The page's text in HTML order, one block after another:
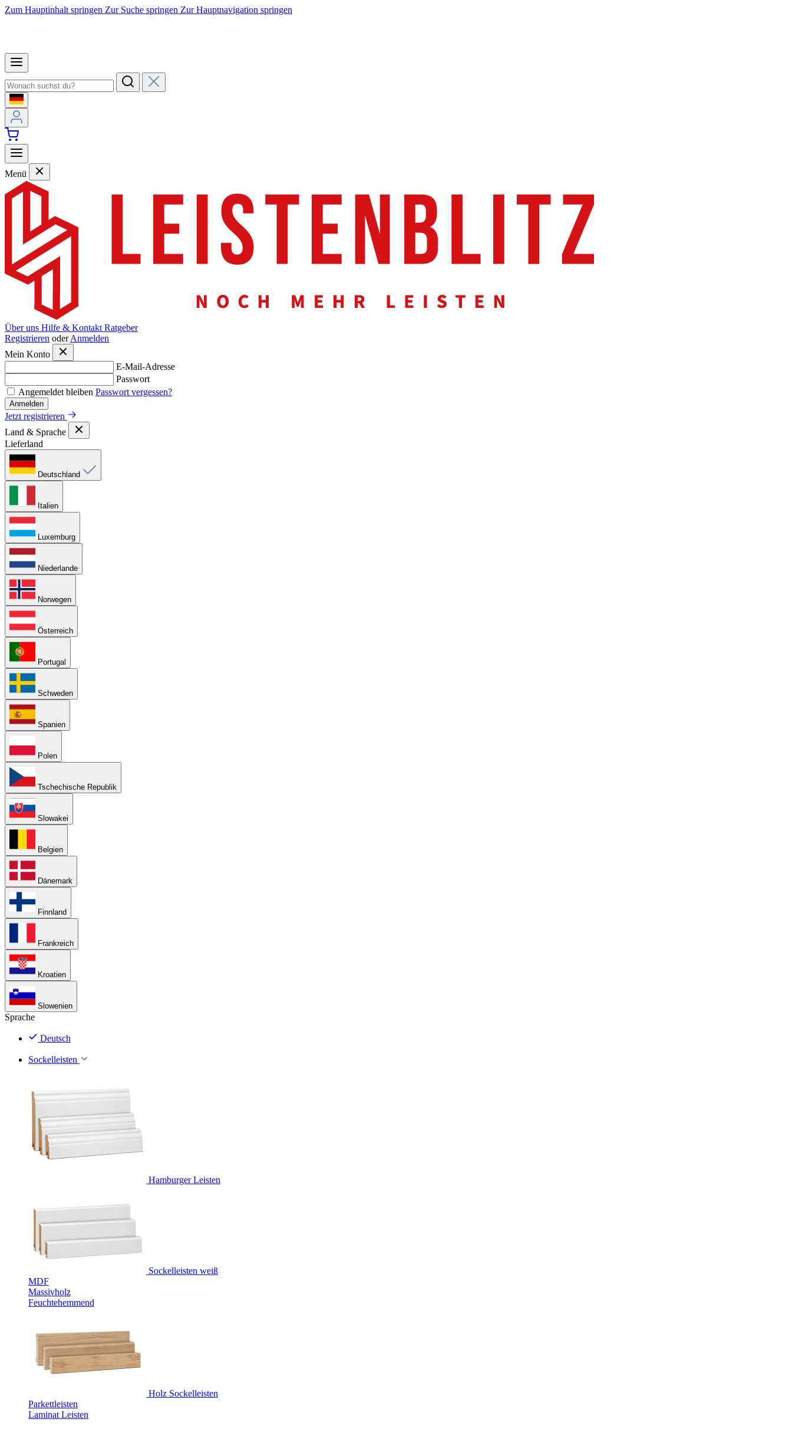
Zum Hauptinhalt springen Zur Suche springen Zur Hauptnavigation springen
Menü
Über uns Hilfe & Kontakt Ratgeber
Registrieren oder Anmelden
Mein Konto
E-Mail-Adresse
Passwort
Angemeldet bleiben Passwort vergessen?
Anmelden
Jetzt registrieren
Land & Sprache
Lieferland
Deutschland
Italien
Luxemburg
Niederlande
Norwegen
Österreich
Portugal
Schweden
Spanien
Polen
Tschechische Republik
Slowakei
Belgien
Dänemark
Finnland
Frankreich
Kroatien
Slowenien
Sprache
Deutsch
Sockelleisten
Hamburger Leisten
Sockelleisten weiß
MDF
Massivholz
Feuchtehemmend
Holz Sockelleisten
Parkettleisten
Laminat Leisten